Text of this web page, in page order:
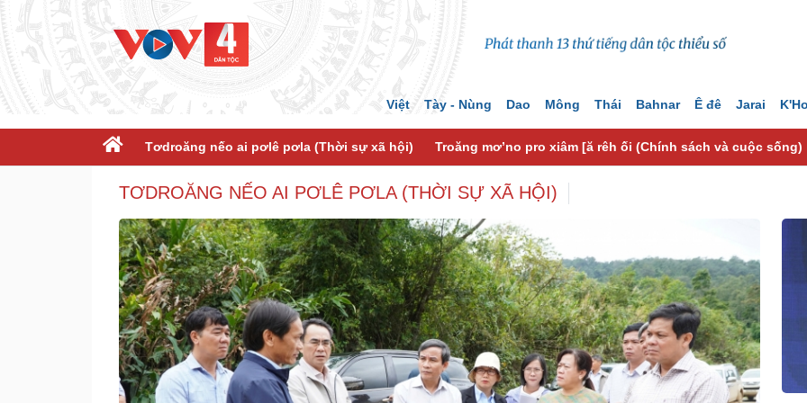
Việt Tày - Nùng Dao Mông Thái Bahnar Ê đê Jarai K'Ho
Tơdroăng nếo ai pơlê pơla (Thời sự xã hội) Troăng mơ’no pro xiâm [ă rêh ối (Chính sách và cuộc sống)
TƠDROĂNG NẾO AI PƠLÊ PƠLA (THỜI SỰ XÃ HỘI)